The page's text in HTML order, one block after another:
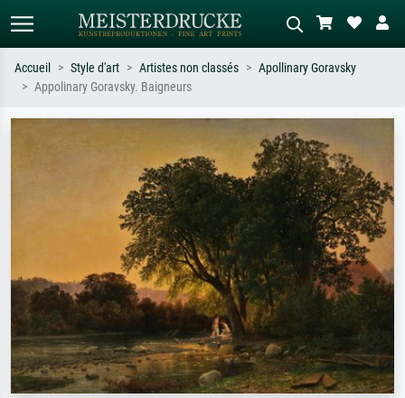
impressionnisme, vague de Hokusai,
Décrivez la scène – ex. prairie verte,
abstrait avec beaucoup de rouge,
tableau sombre, nu debout près d'un
arbre.
Accueil Style d'art Artistes non classés
Apollinary Goravsky
Appolinary Goravsky. Baigneurs